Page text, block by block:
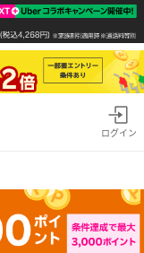
ログイン